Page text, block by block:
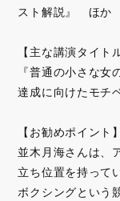
スト解説』 ほか
【主な講演タイト
『普通の小さな
達成に向けたモ
【お勧めポイント】
並木月海さんは、
立ち位置を持って
ボクシングという